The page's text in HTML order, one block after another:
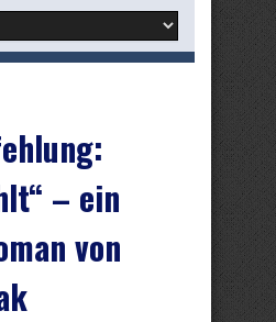
– ein
von